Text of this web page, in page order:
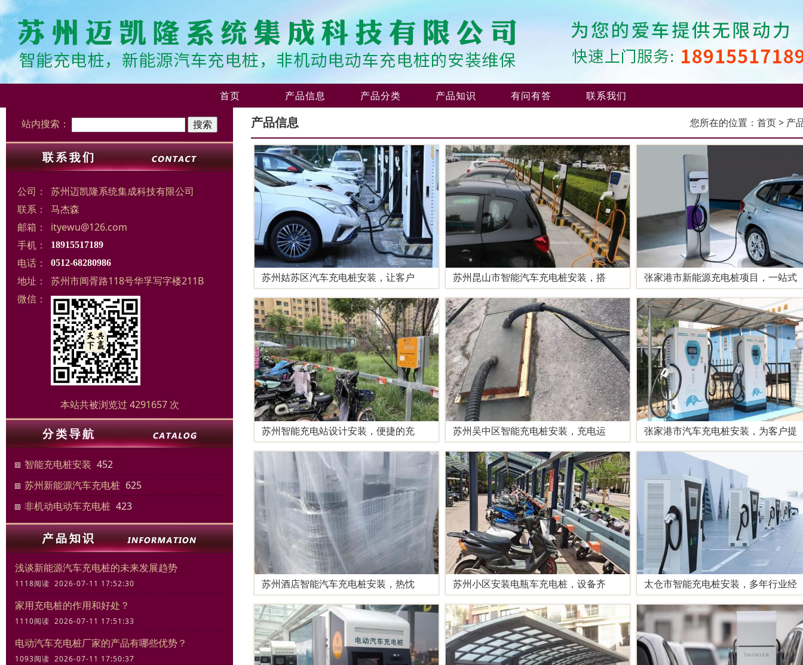
首页 产品信息 产品分类 产品知识 有问有答 联系我们
站内搜索：
公司：
苏州迈凯隆系统集成科技有限公司
联系：
马杰森
邮箱：
ityewu@126.com
手机：
18915517189
电话： 0512-68280986
地址：
苏州市阊胥路118号华孚写字楼211B
微信：
本站共被浏览过 4291657 次
智能充电桩安装 452
苏州新能源汽车充电桩 625
非机动电动车充电桩 423
浅谈新能源汽车充电桩的未来发展趋势
1118阅读 2026-07-11 17:52:30
家用充电桩的作用和好处？
1110阅读 2026-07-11 17:51:33
电动汽车充电桩厂家的产品有哪些优势？
1093阅读 2026-07-11 17:50:37
产品信息 您所在的位置： 首页> 产
苏州姑苏区汽车充电桩安装，让客户 苏州昆山市智能汽车充电桩安装，搭 张家港市新能源充电桩项目，一站式
苏州智能充电站设计安装，便捷的充 苏州吴中区智能充电桩安装，充电运 张家港市汽车充电桩安装，为客户提
苏州酒店智能汽车充电桩安装，热忱 苏州小区安装电瓶车充电桩，设备齐 太仓市智能充电桩安装，多年行业经